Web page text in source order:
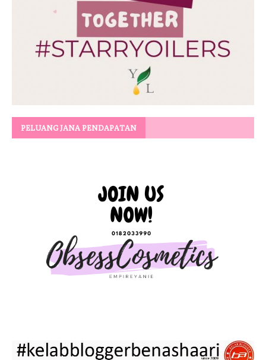
PELUANG JANA PENDAPATAN